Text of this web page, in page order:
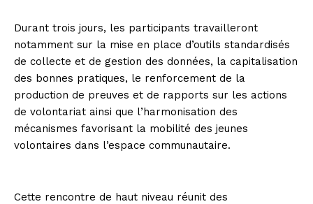
Durant trois jours, les participants travailleront
notamment sur la mise en place d’outils standardisés
de collecte et de gestion des données, la capitalisation
des bonnes pratiques, le renforcement de la
production de preuves et de rapports sur les actions
de volontariat ainsi que l’harmonisation des
mécanismes favorisant la mobilité des jeunes
volontaires dans l’espace communautaire.
Cette rencontre de haut niveau réunit des